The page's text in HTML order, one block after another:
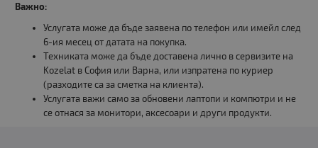
Важно:
Услугата може да бъде заявена по телефон или имейл след
6-ия месец от датата на покупка.
Техниката може да бъде доставена лично в сервизите на
Kozelat в София или Варна, или изпратена по куриер
(разходите са за сметка на клиента).
Услугата важи само за обновени лаптопи и компютри и не
се отнася за монитори, аксесоари и други продукти.